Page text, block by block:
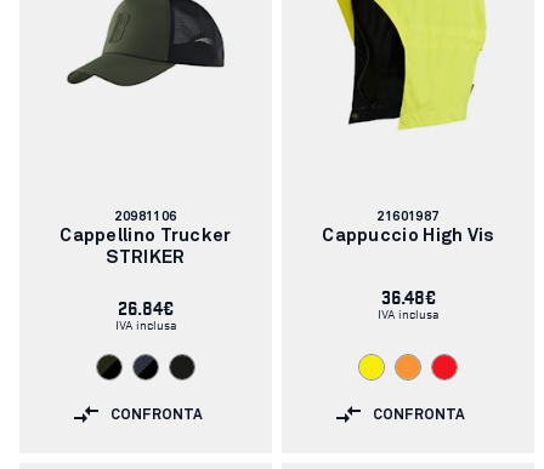
Codice
articolo:
20981106
Cappellino Trucker
STRIKER
26.84€
IVA inclusa
CONFRONTA
Codice
articolo:
21601987
Cappuccio High Vis
36.48€
IVA inclusa
CONFRONTA